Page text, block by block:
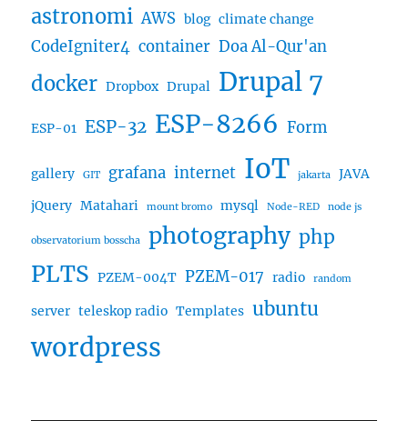
astronomi AWS blog climate change
CodeIgniter4 container Doa Al-Qur'an
docker Dropbox Drupal Drupal 7
ESP-01 ESP-32 ESP-8266 Form
gallery GIT grafana internet IoT jakarta
JAVA
jQuery Matahari mount bromo mysql Node-RED node js
observatorium bosscha photography php
PLTS PZEM-004T PZEM-017 radio random
server teleskop radio Templates ubuntu
wordpress